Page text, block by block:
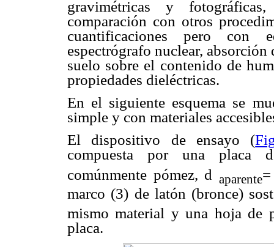
gravimétricas y
comparación con otros
cuantificaciones pero con
espectrógrafo nuclear, absorción
suelo sobre el contenido de
propiedades dieléctricas.
En el siguiente esquema se
simple y con materiales
El dispositivo de ensayo (
compuesta por una placa
comúnmente pómez, d aparente=
marco (3) de latón (bronce)
mismo material y una hoja de
placa.